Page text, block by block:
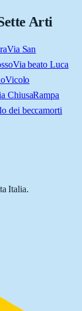
Arti
Via San
Via beato Luca
Vicolo
ChiusaRampa
dei beccamorti
Italia.